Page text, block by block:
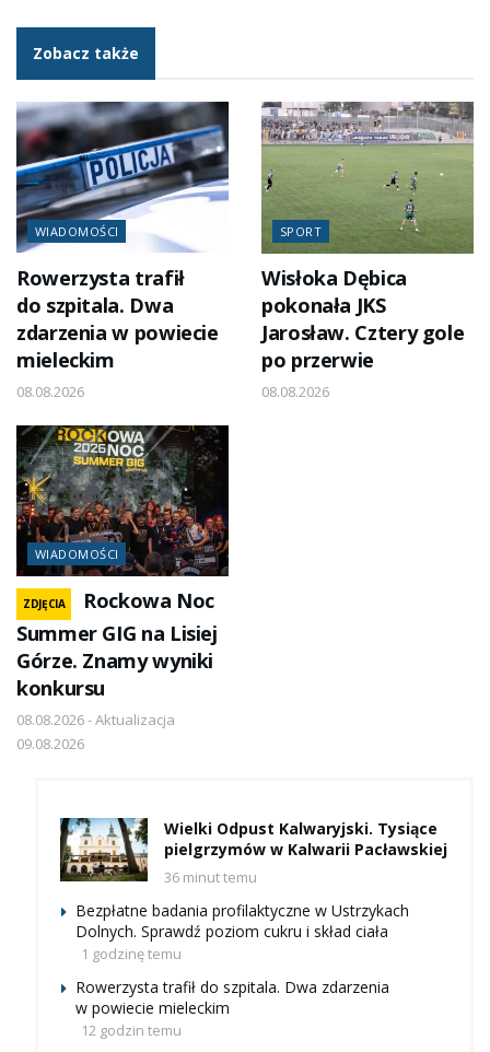
Zobacz także
WIADOMOŚCI
Rowerzysta trafił
do szpitala. Dwa
zdarzenia w powiecie
mieleckim
08.08.2026
SPORT
Wisłoka Dębica
pokonała JKS
Jarosław. Cztery gole
po przerwie
08.08.2026
WIADOMOŚCI
ZDJĘCIA
Rockowa Noc
Summer GIG na Lisiej
Górze. Znamy wyniki
konkursu
08.08.2026 - Aktualizacja
09.08.2026
Wielki Odpust Kalwaryjski. Tysiące
pielgrzymów w Kalwarii Pacławskiej
36 minut temu
Bezpłatne badania profilaktyczne w Ustrzykach
Dolnych. Sprawdź poziom cukru i skład ciała
1 godzinę temu
Rowerzysta trafił do szpitala. Dwa zdarzenia
w powiecie mieleckim
12 godzin temu